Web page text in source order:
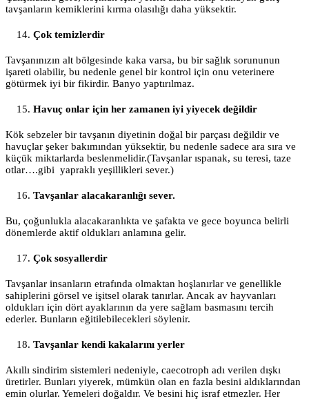
tavşanların kemiklerini kırma olasılığı daha yüksektir.
Çok temizlerdir
Tavşanınızın alt bölgesinde kaka varsa, bu bir sağlık sorununun
işareti olabilir, bu nedenle genel bir kontrol için onu veterinere
götürmek iyi bir fikirdir. Banyo yaptırılmaz.
Havuç onlar için her zamanen iyi yiyecek değildir
Kök sebzeler bir tavşanın diyetinin doğal bir parçası değildir ve
havuçlar şeker bakımından yüksektir, bu nedenle sadece ara sıra ve
küçük miktarlarda beslenmelidir.(Tavşanlar ıspanak, su teresi, taze
otlar….gibi yapraklı yeşillikleri sever.)
Tavşanlar alacakaranlığı sever.
Bu, çoğunlukla alacakaranlıkta ve şafakta ve gece boyunca belirli
dönemlerde aktif oldukları anlamına gelir.
Çok sosyallerdir
Tavşanlar insanların etrafında olmaktan hoşlanırlar ve genellikle
sahiplerini görsel ve işitsel olarak tanırlar. Ancak av hayvanları
oldukları için dört ayaklarının da yere sağlam basmasını tercih
ederler. Bunların eğitilebilecekleri söylenir.
Tavşanlar kendi kakalarını yerler
Akıllı sindirim sistemleri nedeniyle, caecotroph adı verilen dışkı
üretirler. Bunları yiyerek, mümkün olan en fazla besini aldıklarından
emin olurlar. Yemeleri doğaldır. Ve besini hiç israf etmezler. Her